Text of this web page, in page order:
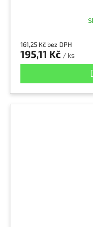
161,25 Kč bez DPH
195,11 Kč / ks